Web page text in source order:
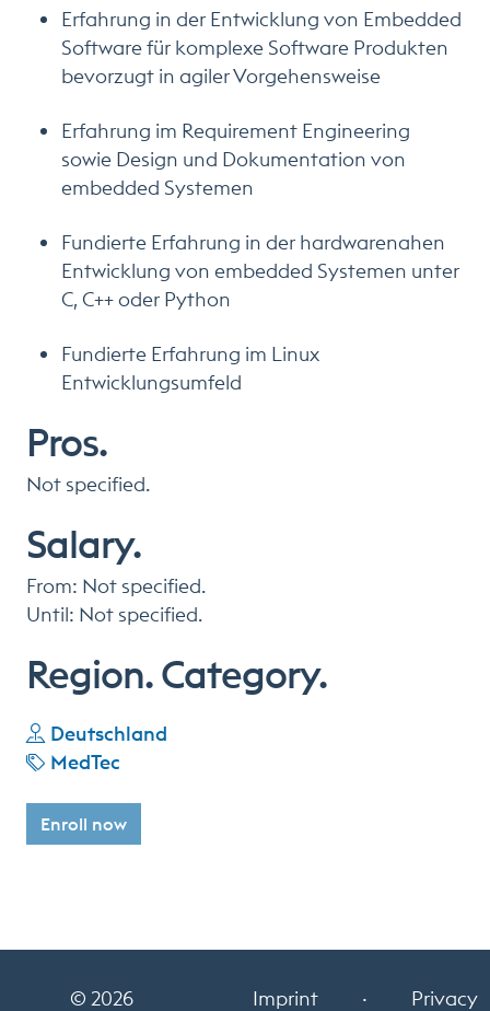
Erfahrung in der Entwicklung von Embedded
Software für komplexe Software Produkten
bevorzugt in agiler Vorgehensweise
Erfahrung im Requirement Engineering
sowie Design und Dokumentation von
embedded Systemen
Fundierte Erfahrung in der hardwarenahen
Entwicklung von embedded Systemen unter
C, C++ oder Python
Fundierte Erfahrung im Linux
Entwicklungsumfeld
Pros.
Not specified.
Salary.
From: Not specified.
Until: Not specified.
Region. Category.
Deutschland
MedTec
Enroll now
© 2026 Imprint · Privacy